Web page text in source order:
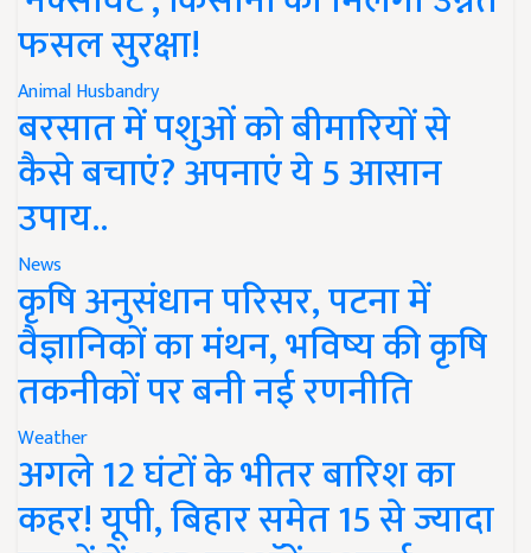
फसल सुरक्षा!
Animal Husbandry
बरसात में पशुओं को बीमारियों से
कैसे बचाएं? अपनाएं ये 5 आसान
उपाय..
News
कृषि अनुसंधान परिसर, पटना में
वैज्ञानिकों का मंथन, भविष्य की कृषि
तकनीकों पर बनी नई रणनीति
Weather
अगले 12 घंटों के भीतर बारिश का
कहर! यूपी, बिहार समेत 15 से ज्यादा